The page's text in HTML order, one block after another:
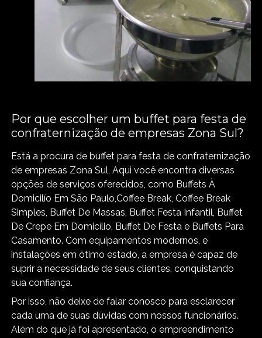
Por que escolher um buffet para festa de
confraternização de empresas Zona Sul?
Está a procura de buffet para festa de confraternização
de empresas Zona Sul, Aqui você encontra diversas
opções de serviços oferecidos, como Buffets À
Domicilío Em São Paulo,Coffee Break, Coffee Break
Simples, Buffet De Massas, Buffet Festa Infantil, Buffet
De Crepe Em Domicílio, Buffet De Festa e Buffets Para
Casamento. Com equipamentos modernos, e
instalações em ótimo estado, a empresa é capaz de
suprir a necessidade de seus clientes, conquistando
sua confiança.
Por isso, não deixe de falar conosco para esclarecer
cada uma de suas dúvidas com nossos funcionários.
Além do que já foi apresentado, o empreendimento